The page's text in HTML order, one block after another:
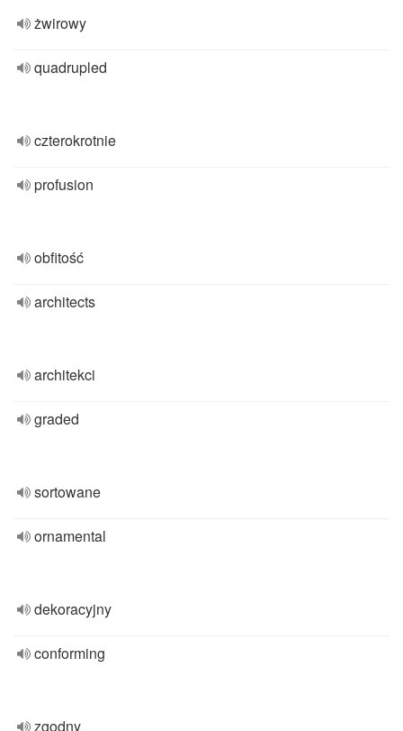
żwirowy
quadrupled
czterokrotnie
profusion
obfitość
architects
architekci
graded
sortowane
ornamental
dekoracyjny
conforming
zgodny